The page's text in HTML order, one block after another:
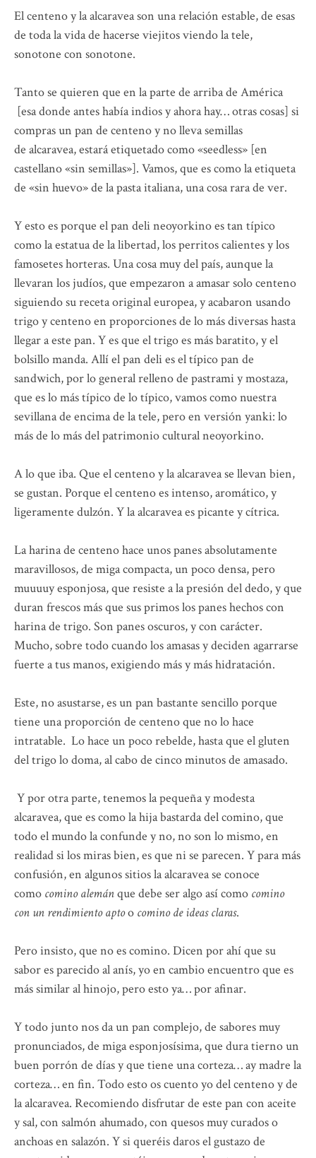
El centeno y la alcaravea son una relación estable, de esas
de toda la vida de hacerse viejitos viendo la tele,
sonotone con sonotone.
Tanto se quieren que en la parte de arriba de América
[esa donde antes había indios y ahora hay… otras cosas] si
compras un pan de centeno y no lleva semillas
de alcaravea, estará etiquetado como «seedless» [en
castellano «sin semillas»]. Vamos, que es como la etiqueta
de «sin huevo» de la pasta italiana, una cosa rara de ver.
Y esto es porque el pan deli neoyorkino es tan típico
como la estatua de la libertad, los perritos calientes y los
famosetes horteras. Una cosa muy del país, aunque la
llevaran los judíos, que empezaron a amasar solo centeno
siguiendo su receta original europea, y acabaron usando
trigo y centeno en proporciones de lo más diversas hasta
llegar a este pan. Y es que el trigo es más baratito, y el
bolsillo manda. Allí el pan deli es el típico pan de
sandwich, por lo general relleno de pastrami y mostaza,
que es lo más típico de lo típico, vamos como nuestra
sevillana de encima de la tele, pero en versión yanki: lo
más de lo más del patrimonio cultural neoyorkino.
A lo que iba. Que el centeno y la alcaravea se llevan bien,
se gustan. Porque el centeno es intenso, aromático, y
ligeramente dulzón. Y la alcaravea es picante y cítrica.
La harina de centeno hace unos panes absolutamente
maravillosos, de miga compacta, un poco densa, pero
muuuuy esponjosa, que resiste a la presión del dedo, y que
duran frescos más que sus primos los panes hechos con
harina de trigo. Son panes oscuros, y con carácter.
Mucho, sobre todo cuando los amasas y deciden agarrarse
fuerte a tus manos, exigiendo más y más hidratación.
Este, no asustarse, es un pan bastante sencillo porque
tiene una proporción de centeno que no lo hace
intratable. Lo hace un poco rebelde, hasta que el gluten
del trigo lo doma, al cabo de cinco minutos de amasado.
Y por otra parte, tenemos la pequeña y modesta
alcaravea, que es como la hija bastarda del comino, que
todo el mundo la confunde y no, no son lo mismo, en
realidad si los miras bien, es que ni se parecen. Y para más
confusión, en algunos sitios la alcaravea se conoce
como comino alemánque debe ser algo así como comino
con un rendimiento aptoo comino de ideas claras.
Pero insisto, que no es comino. Dicen por ahí que su
sabor es parecido al anís, yo en cambio encuentro que es
más similar al hinojo, pero esto ya… por afinar.
Y todo junto nos da un pan complejo, de sabores muy
pronunciados, de miga esponjosísima, que dura tierno un
buen porrón de días y que tiene una corteza… ay madre la
corteza… en fin. Todo esto os cuento yo del centeno y de
la alcaravea. Recomiendo disfrutar de este pan con aceite
y sal, con salmón ahumado, con quesos muy curados o
anchoas en salazón. Y si queréis daros el gustazo de